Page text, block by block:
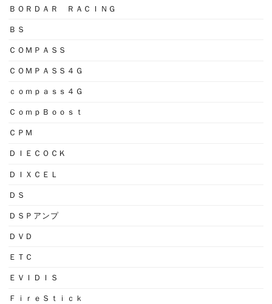
ＢＯＲＤＡＲ ＲＡＣＩＮＧ
ＢＳ
ＣＯＭＰＡＳＳ
ＣＯＭＰＡＳＳ４Ｇ
ｃｏｍｐａｓｓ４Ｇ
ＣｏｍｐＢｏｏｓｔ
ＣＰＭ
ＤＩＥＣＯＣＫ
ＤＩＸＣＥＬ
ＤＳ
ＤＳＰアンプ
ＤＶＤ
ＥＴＣ
ＥＶＩＤＩＳ
ＦｉｒｅＳｔｉｃｋ